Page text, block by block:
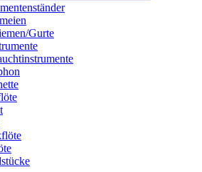
Gurte